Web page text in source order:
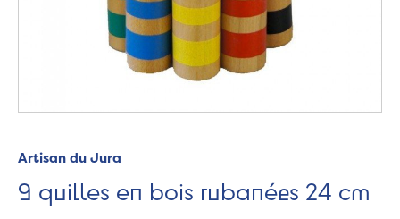
Artisan du Jura
9 quilles en bois rubanées 24 cm